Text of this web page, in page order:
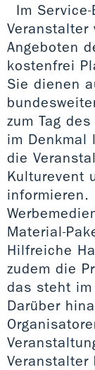
Im
Veranstalter
Angeboten
kostenfrei
Sie dienen
zum Tag
im
die
Kulturevent
informieren.
Material-
Hilfreiche
zudem die
das steht im
Darüber
Veranstalter